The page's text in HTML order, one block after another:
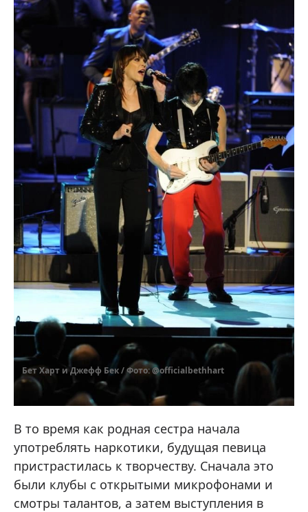
Бет Харт и Джефф Бек / Фото: @officialbethhart
В то время как родная сестра начала
употреблять наркотики, будущая певица
пристрастилась к творчеству. Сначала это
были клубы с открытыми микрофонами и
смотры талантов, а затем выступления в